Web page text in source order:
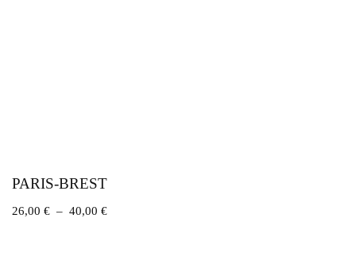
PARIS-BREST
26,00 € – 40,00 €